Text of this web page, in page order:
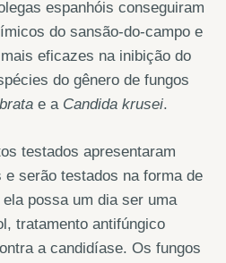
espanhóis conseguiram
do sansão-do-campo e
eficazes na inibição do
do gênero de fungos
e a Candida krusei.
testados apresentaram
serão testados na forma de
possa um dia ser uma
tratamento antifúngico
a candidíase. Os fungos